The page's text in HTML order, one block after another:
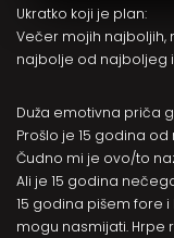
Ukratko koji je plan:
Večer mojih najboljih,
najbolje od najboljeg
Duža emotivna priča
Prošlo je 15 godina
Čudno mi je ovo/to
Ali je 15 godina
15 godina pišem fore
mogu nasmijati. Hrpe